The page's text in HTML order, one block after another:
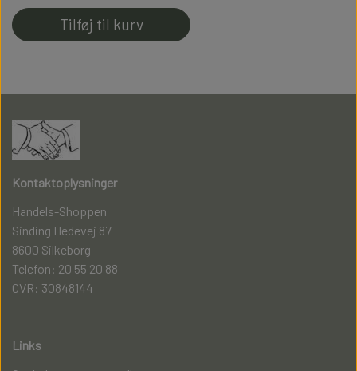
Tilføj til kurv
Kontaktoplysninger
Handels-Shoppen
Sinding Hedevej 87
8600 Silkeborg
Telefon: 20 55 20 88
CVR: 30848144
Links